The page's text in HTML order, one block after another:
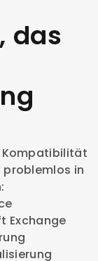
das
Kompatibilität
problemlos in
Exchange